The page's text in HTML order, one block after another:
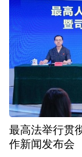
服贸会进入倒
非必要不乱花
"校园贷"换上"
2026暑期档票
最高法举行贯
作新闻发布会